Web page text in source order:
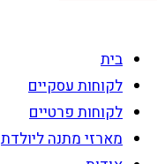
בית
לקוחות עסקיים
לקוחות פרטיים
מארזי מתנה ליולדת